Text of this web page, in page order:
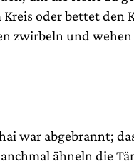
oder bettet den
zwirbeln und
war abgebrannt;
ähneln die